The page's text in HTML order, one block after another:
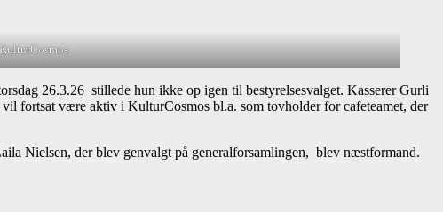
26.3.26 stillede hun ikke op igen til bestyrelsesvalget. Kasserer Gurli
fortsat være aktiv i KulturCosmos bl.a. som tovholder for cafeteamet, der
Nielsen, der blev genvalgt på generalforsamlingen, blev næstformand.